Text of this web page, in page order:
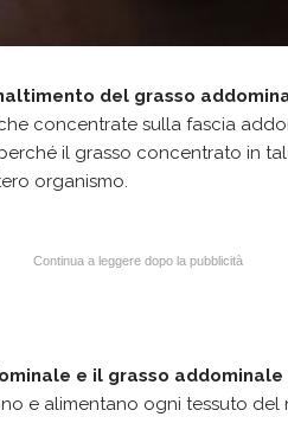
del grasso
concentrate sulla fascia
il grasso concentrato in
organismo.
Continua a leggere dopo la pubblicità
e il grasso addominale
e alimentano ogni tessuto del